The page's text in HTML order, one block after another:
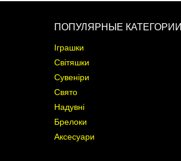
ПОПУЛЯРНЫЕ КАТЕГОРИИ
Іграшки
Світяшки
Сувеніри
Свято
Надувні
Брелоки
Аксесуари